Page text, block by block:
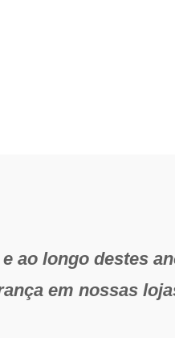
ao longo destes
em nossas